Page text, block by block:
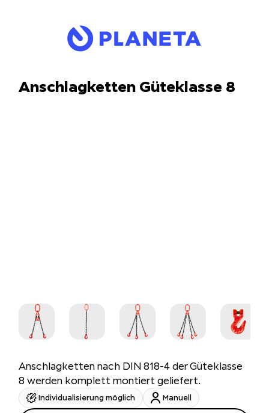
Anschlagketten Güteklasse 8
Anschlagketten nach DIN 818-4 der Güteklasse
8 werden komplett montiert geliefert.
Individualisierung möglich Manuell